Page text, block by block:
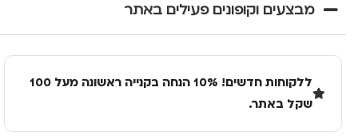
מבצעים וקופונים פעילים באתר
ללקוחות חדשים! 10% הנחה בקנייה ראשונה מעל 100
שקל באתר.